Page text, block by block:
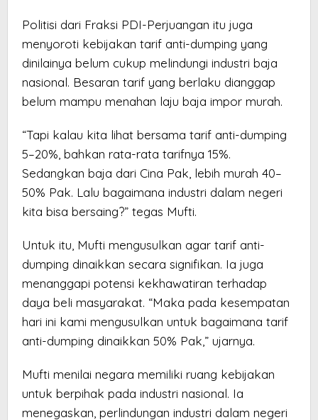
Politisi dari Fraksi PDI-Perjuangan itu juga
menyoroti kebijakan tarif anti-dumping yang
dinilainya belum cukup melindungi industri baja
nasional. Besaran tarif yang berlaku dianggap
belum mampu menahan laju baja impor murah.
“Tapi kalau kita lihat bersama tarif anti-dumping
5–20%, bahkan rata-rata tarifnya 15%.
Sedangkan baja dari Cina Pak, lebih murah 40–
50% Pak. Lalu bagaimana industri dalam negeri
kita bisa bersaing?” tegas Mufti.
Untuk itu, Mufti mengusulkan agar tarif anti-
dumping dinaikkan secara signifikan. Ia juga
menanggapi potensi kekhawatiran terhadap
daya beli masyarakat. “Maka pada kesempatan
hari ini kami mengusulkan untuk bagaimana tarif
anti-dumping dinaikkan 50% Pak,” ujarnya.
Mufti menilai negara memiliki ruang kebijakan
untuk berpihak pada industri nasional. Ia
menegaskan, perlindungan industri dalam negeri